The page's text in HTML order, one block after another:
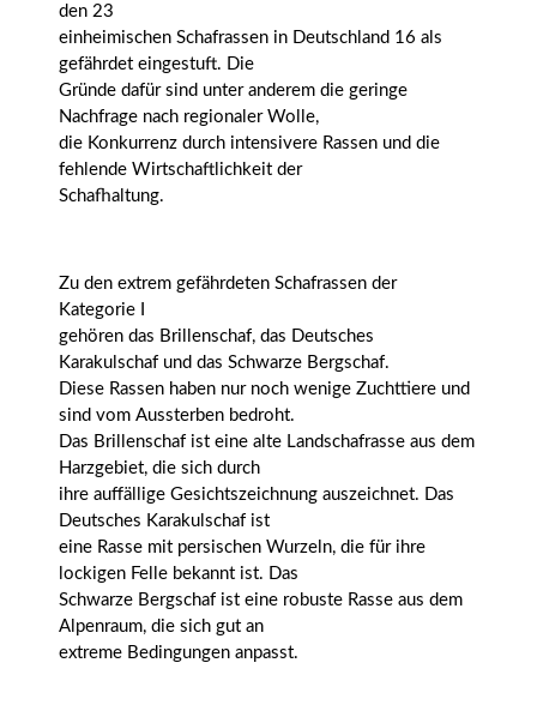
den 23
einheimischen Schafrassen in Deutschland 16 als
gefährdet eingestuft. Die
Gründe dafür sind unter anderem die geringe
Nachfrage nach regionaler Wolle,
die Konkurrenz durch intensivere Rassen und die
fehlende Wirtschaftlichkeit der
Schafhaltung.
Zu den extrem gefährdeten Schafrassen der
Kategorie I
gehören das Brillenschaf, das Deutsches
Karakulschaf und das Schwarze Bergschaf.
Diese Rassen haben nur noch wenige Zuchttiere und
sind vom Aussterben bedroht.
Das Brillenschaf ist eine alte Landschafrasse aus dem
Harzgebiet, die sich durch
ihre auffällige Gesichtszeichnung auszeichnet. Das
Deutsches Karakulschaf ist
eine Rasse mit persischen Wurzeln, die für ihre
lockigen Felle bekannt ist. Das
Schwarze Bergschaf ist eine robuste Rasse aus dem
Alpenraum, die sich gut an
extreme Bedingungen anpasst.